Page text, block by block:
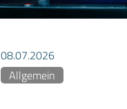
08.07.2026
Allgemein